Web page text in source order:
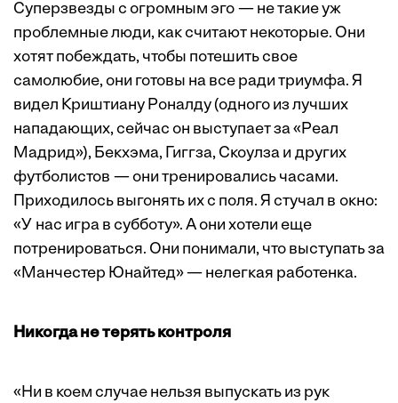
Суперзвезды с огромным эго — не такие уж
проблемные люди, как считают некоторые. Они
хотят побеждать, чтобы потешить свое
самолюбие, они готовы на все ради триумфа. Я
видел Криштиану Роналду (одного из лучших
нападающих, сейчас он выступает за «Реал
Мадрид»), Бекхэма, Гиггза, Скоулза и других
футболистов — они тренировались часами.
Приходилось выгонять их с поля. Я стучал в окно:
«У нас игра в субботу». А они хотели еще
потренироваться. Они понимали, что выступать за
«Манчестер Юнайтед» — нелегкая работенка.
Никогда не терять контроля
«Ни в коем случае нельзя выпускать из рук